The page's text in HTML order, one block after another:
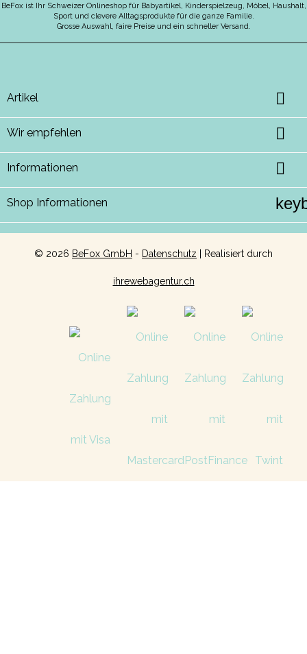
BeFox ist Ihr Schweizer Onlineshop für Babyartikel, Kinderspielzeug, Möbel, Haushalt,
Sport und clevere Alltagsprodukte für die ganze Familie.
Grosse Auswahl, faire Preise und ein schneller Versand.
Artikel 
Wir empfehlen 
Informationen 
Shop Informationen
© 2026 BeFox GmbH - Datenschutz | Realisiert durch
ihrewebagentur.ch